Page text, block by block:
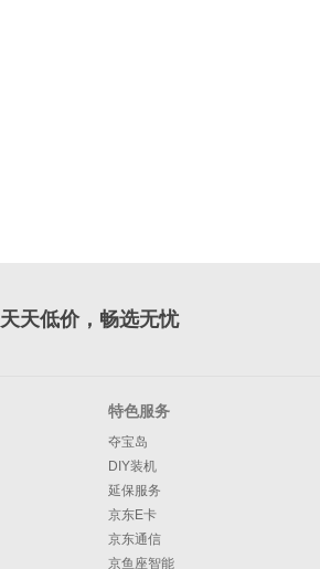
天天低价，畅选无忧
特色服务
夺宝岛
DIY装机
延保服务
京东E卡
京东通信
京鱼座智能